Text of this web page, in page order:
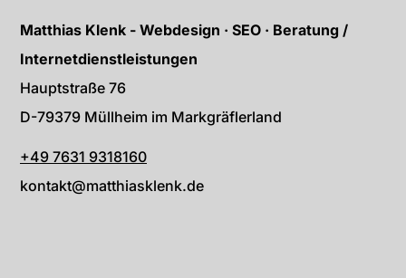
Matthias Klenk - Webdesign · SEO · Beratung /
Internetdienstleistungen
Hauptstraße 76
D-79379 Müllheim im Markgräflerland
+49 7631 9318160
kontakt@matthiasklenk.de